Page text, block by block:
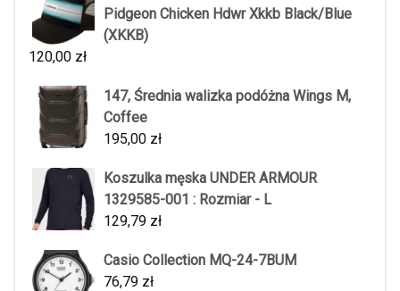
Pidgeon Chicken Hdwr Xkkb Black/Blue
(XKKB)
120,00 zł
147, Średnia walizka podóżna Wings M,
Coffee
195,00 zł
Koszulka męska UNDER ARMOUR
1329585-001 : Rozmiar - L
129,79 zł
Casio Collection MQ-24-7BUM
76,79 zł